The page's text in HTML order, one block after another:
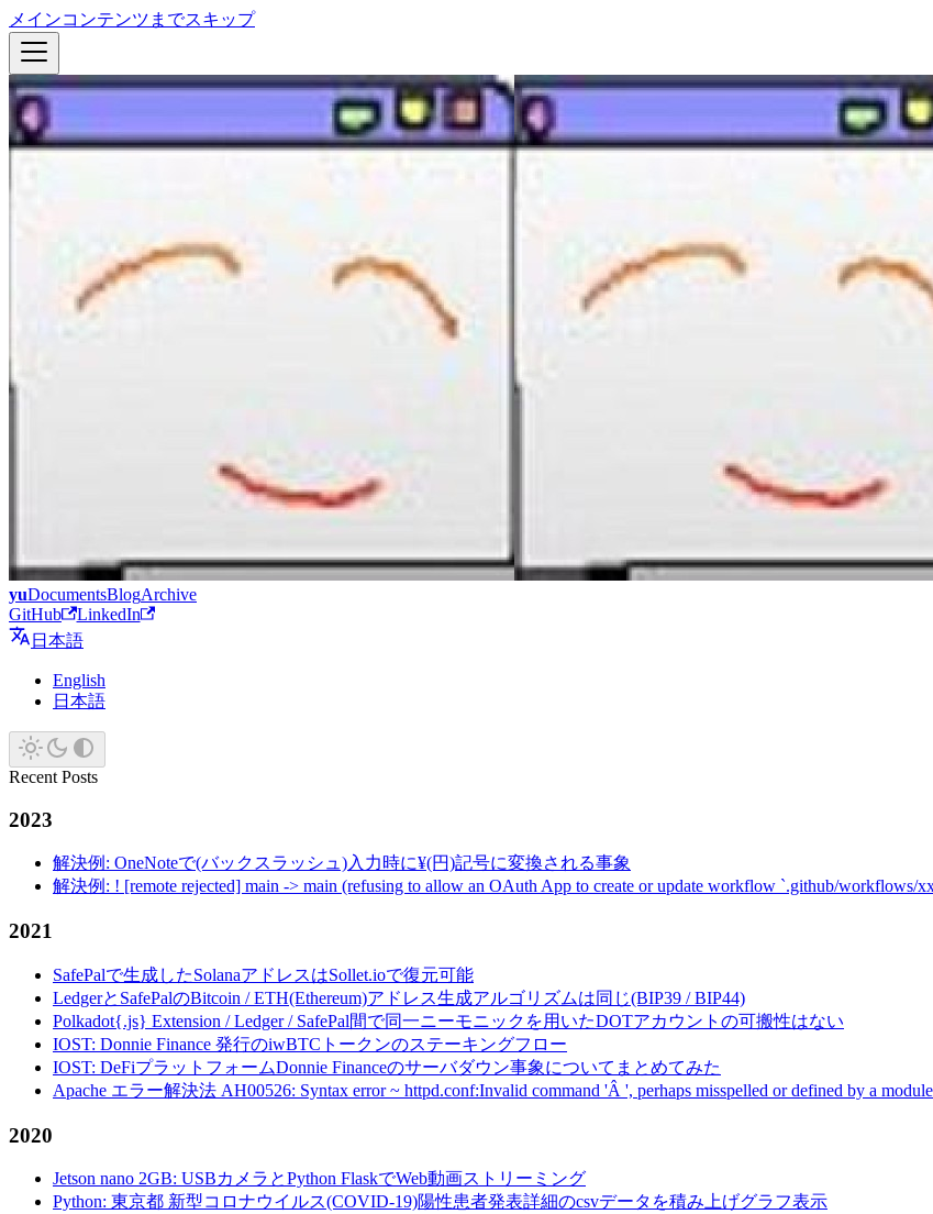
メインコンテンツまでスキップ
yuDocumentsBlogArchive
GitHub
LinkedIn
日本語
English
日本語
Recent Posts
2023
解決例: OneNoteで(バックスラッシュ)入力時に¥(円)記号に変換される事象
解決例: ! [remote rejected] main -> main (refusing to allow an OAuth App to create or update workflow `.github/workflows/
2021
SafePalで生成したSolanaアドレスはSollet.ioで復元可能
LedgerとSafePalのBitcoin / ETH(Ethereum)アドレス生成アルゴリズムは同じ(BIP39 / BIP44)
Polkadot{.js} Extension / Ledger / SafePal間で同一ニーモニックを用いたDOTアカウントの可搬性はない
IOST: Donnie Finance 発行のiwBTCトークンのステーキングフロー
IOST: DeFiプラットフォームDonnie Financeのサーバダウン事象についてまとめてみた
Apache エラー解決法 AH00526: Syntax error ~ httpd.conf:Invalid command 'Â ', perhaps misspelled or defined by a
2020
Jetson nano 2GB: USBカメラとPython FlaskでWeb動画ストリーミング
Python: 東京都 新型コロナウイルス(COVID-19)陽性患者発表詳細のcsvデータを積み上げグラフ表示